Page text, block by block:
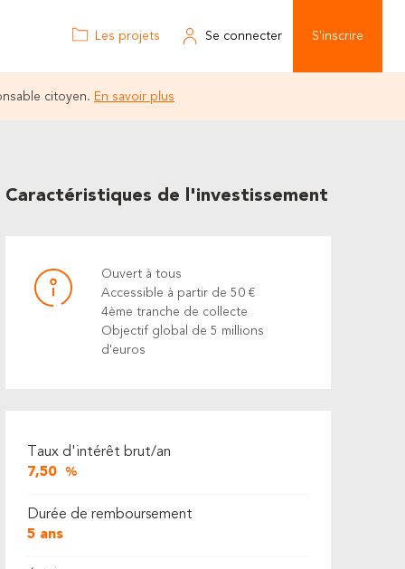
S'inscrire
Les projets Se connecter
citoyen. En savoir plus
Caractéristiques de l'investissement
Ouvert à tous
Accessible à partir de 50 €
4ème tranche de collecte
Objectif global de 5 millions
d'euros
Taux d'intérêt brut/an
7,50 %
Durée de remboursement
5 ans